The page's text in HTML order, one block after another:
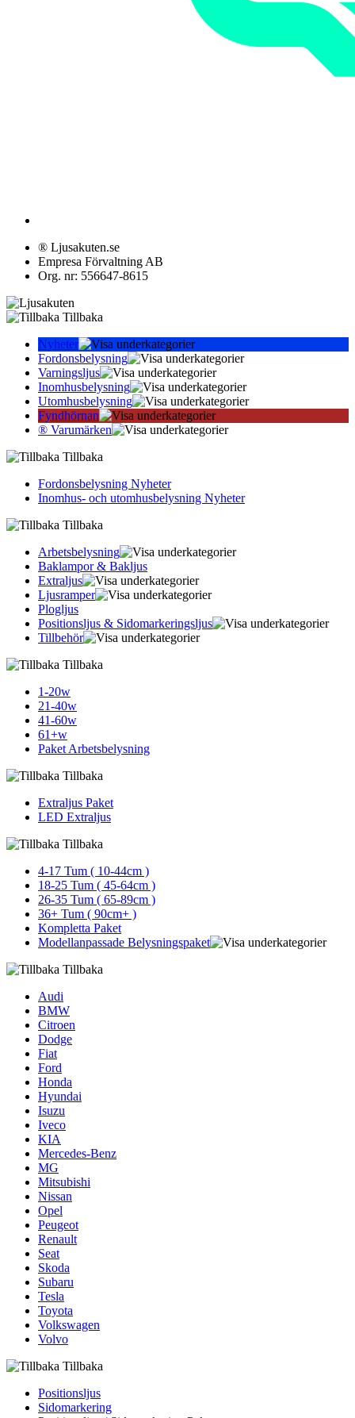
® Ljusakuten.se
Empresa Förvaltning AB
Org. nr: 556647-8615
Tillbaka
Nyheter
Fordonsbelysning
Varningsljus
Inomhusbelysning
Utomhusbelysning
Fyndhörnan
® Varumärken
Tillbaka
Fordonsbelysning Nyheter
Inomhus- och utomhusbelysning Nyheter
Tillbaka
Arbetsbelysning
Baklampor & Bakljus
Extraljus
Ljusramper
Plogljus
Positionsljus & Sidomarkerings­ljus
Tillbehör
Tillbaka
1-20w
21-40w
41-60w
61+w
Paket Arbetsbelysning
Tillbaka
Extraljus Paket
LED Extraljus
Tillbaka
4-17 Tum ( 10-44cm )
18-25 Tum ( 45-64cm )
26-35 Tum ( 65-89cm )
36+ Tum ( 90cm+ )
Kompletta Paket
Modellanpassade Belysningspaket
Tillbaka
Audi
BMW
Citroen
Dodge
Fiat
Ford
Honda
Hyundai
Isuzu
Iveco
KIA
Mercedes-Benz
MG
Mitsubishi
Nissan
Opel
Peugeot
Renault
Seat
Skoda
Subaru
Tesla
Toyota
Volkswagen
Volvo
Tillbaka
Positionsljus
Sidomarkering